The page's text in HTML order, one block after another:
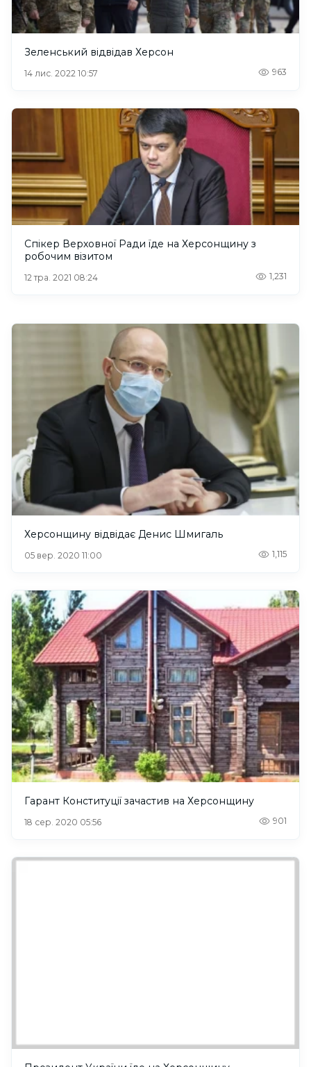
Зеленський відвідав Херсон
14 лис. 2022 10:57 963
Спікер Верховної Ради їде на Херсонщину з
робочим візитом
12 тра. 2021 08:24 1,231
Херсонщину відвідає Денис Шмигаль
05 вер. 2020 11:00 1,115
Гарант Конституції зачастив на Херсонщину
18 сер. 2020 05:56 901